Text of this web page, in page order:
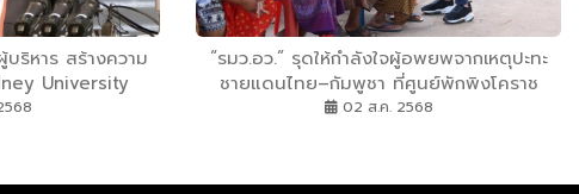
ริหาร สร้างความ
University
เตรเลีย ติดอันดับ
“รมว.อว.” รุดให้กำลังใจผู้อพยพจากเหตุปะทะ
ชายแดนไทย–กัมพูชา ที่ศูนย์พักพิงโคราช
กำชับจนท.เพิ่มการดูแลกลุ่มเปราะบาง พร้อม
02 ส.ค. 2568